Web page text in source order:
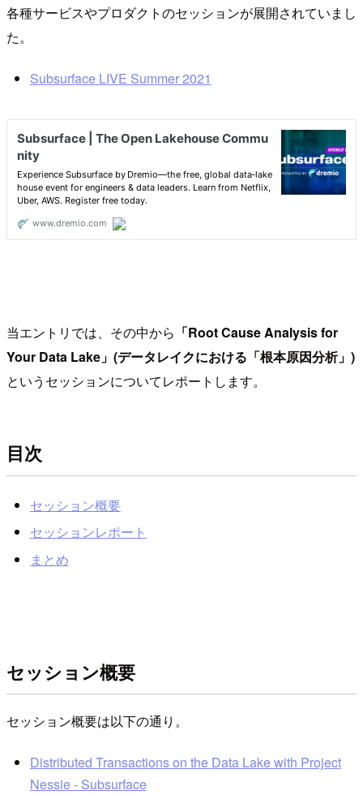
各種サービスやプロダクトのセッションが展開されていまし
た。
Subsurface LIVE Summer 2021
当エントリでは、その中から 「Root Cause Analysis for
Your Data Lake」(データレイクにおける「根本原因分析」)
というセッションについてレポートします。
目次
セッション概要
セッションレポート
まとめ
セッション概要
セッション概要は以下の通り。
Distributed Transactions on the Data Lake with Project
Nessie - Subsurface